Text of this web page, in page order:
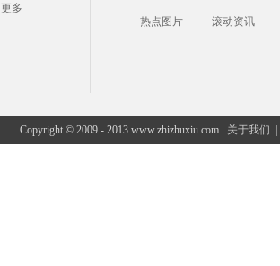
更多
热点图片 滚动资讯
Copyright © 2009 - 2013 www.zhizhuxiu.com. 关于我们